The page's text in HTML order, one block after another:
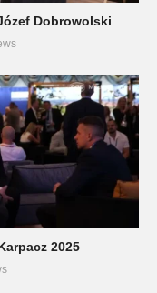
Dobrowolski
2025